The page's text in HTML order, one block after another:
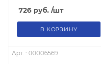
726 руб. /шт
В КОРЗИНУ
Арт. : 00006569